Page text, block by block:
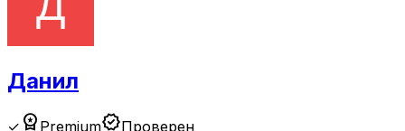
Данил
✓ workspace_premium PremiumverifiedПроверен